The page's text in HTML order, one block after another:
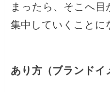
まったら、そこへ目
集中していくことに
あり方（ブランドイ